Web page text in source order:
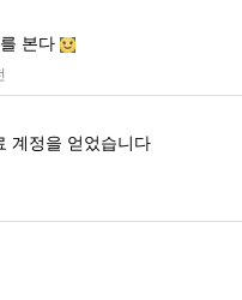
본다
계정을 얻었습니다